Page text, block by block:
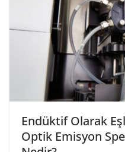
Endüktif Olarak
Optik Emisyon